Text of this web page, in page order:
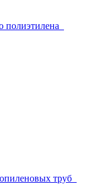
полиэтилена
труб